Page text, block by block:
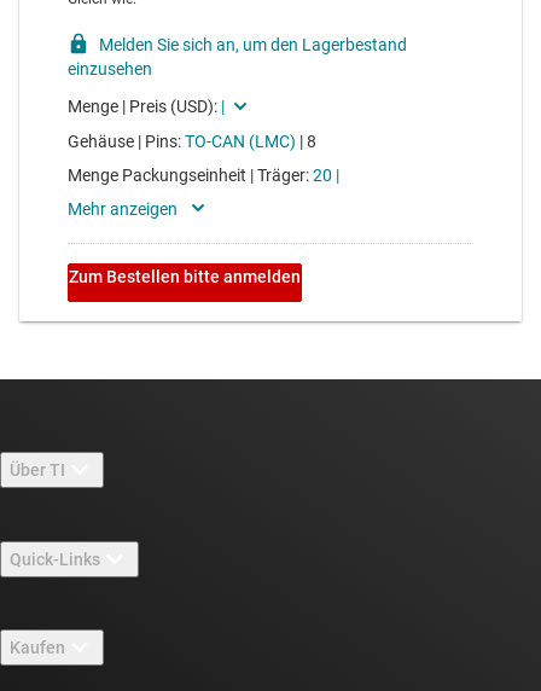
Über TI
Stellenangebote
Newsroom
Quick-Links
TI E2E™-Design-Support-Foren
Kaufen